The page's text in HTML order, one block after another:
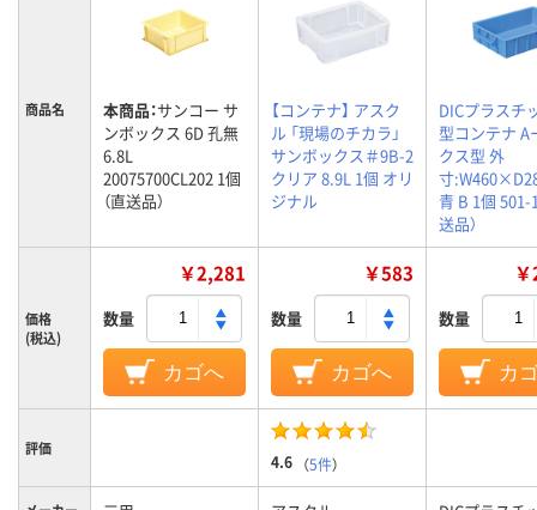
商品名 本商品：サンコー サ
ンボックス 6D 孔無
6.8L
20075700CL202 1個
（直送品）
【コンテナ】 アスク
ル 「現場のチカラ」
サンボックス＃9B-2
クリア 8.9L 1個 オリ
ジナル
DICプラスチ
型コンテナ A
クス型 外
寸
青 B 1個 501-
送品）
価格
(税込)
￥2,281
数量
カゴへ
￥583
数量
カゴへ
数量
カ
評価
4.6 （5件）